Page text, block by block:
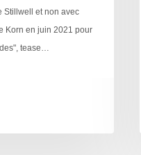
Stillwell et non avec
Korn en juin 2021 pour
tease…